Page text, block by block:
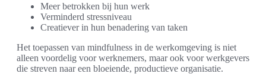
Meer betrokken bij hun werk
Verminderd stressniveau
Creatiever in hun benadering van taken
Het toepassen van mindfulness in de werkomgeving is niet
alleen voordelig voor werknemers, maar ook voor werkgevers
die streven naar een bloeiende, productieve organisatie.